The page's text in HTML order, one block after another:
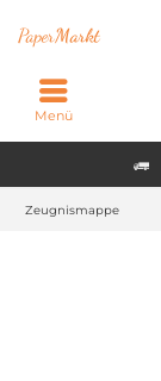
PaperMarkt
Menü
Zeugnismappe